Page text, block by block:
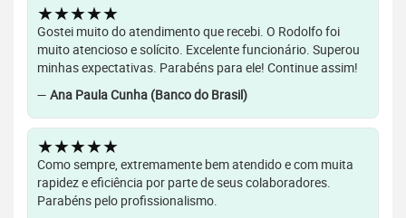
★★★★★
Gostei muito do atendimento que recebi. O Rodolfo foi
muito atencioso e solícito. Excelente funcionário. Superou
minhas expectativas. Parabéns para ele! Continue assim!
— Ana Paula Cunha (Banco do Brasil)
★★★★★
Como sempre, extremamente bem atendido e com muita
rapidez e eficiência por parte de seus colaboradores.
Parabéns pelo profissionalismo.